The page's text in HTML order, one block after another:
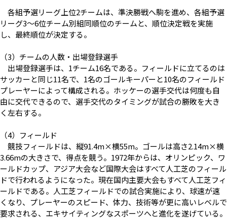
各組予選リーグ上位2チームは、準決勝戦へ駒を進め、各組予選
リーグ3〜6位チーム別組同順位のチームと、順位決定戦を実施
し、最終順位が決定する。
（3）チームの人数・出場登録選手
出場登録選手は、1チーム16名である。フィールドに立てるのは
サッカーと同じ11名で、1名のゴールキーパーと10名のフィールド
プレーヤーによって構成される。ホッケーの選手交代は何度も自
由に交代できるので、選手交代のタイミングが試合の勝敗を大き
く左右する。
（4）フィールド
競技フィールドは、縦91.4m×横55m。ゴールは高さ2.14m×横
3.66mの大きさで、得点を競う。1972年からは、オリンピック、ワ
ールドカップ、アジア大会など国際大会はすべて人工芝のフィール
ドで行われるようになった。現在国内主要大会もすべて人工芝フィ
ールドである。人工芝フィールドでの試合実施により、球速が速
くなり、プレーヤーのスピード、体力、技術等が更に高いレベルで
要求される、エキサイティングなスポーツへと進化を遂げている。